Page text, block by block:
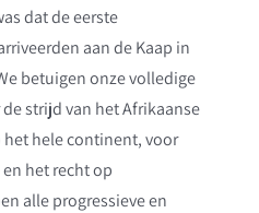
dat de eerste
aan de Kaap in
betuigen onze volledige
strijd van het Afrikaanse
hele continent, voor
het recht op
alle progressieve en